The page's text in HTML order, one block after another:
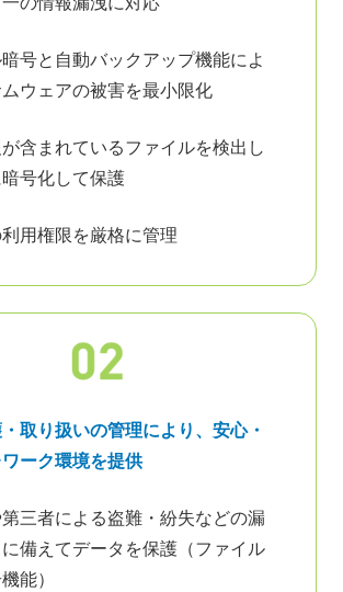
号と自動バックアップ機能によ
ウェアの被害を最小限化
含まれているファイルを検出し
号化して保護
用権限を厳格に管理
取り扱いの管理により、安心・
ーク環境を提供
三者による盗難・紛失などの漏
備えてデータを保護（ファイル
能）